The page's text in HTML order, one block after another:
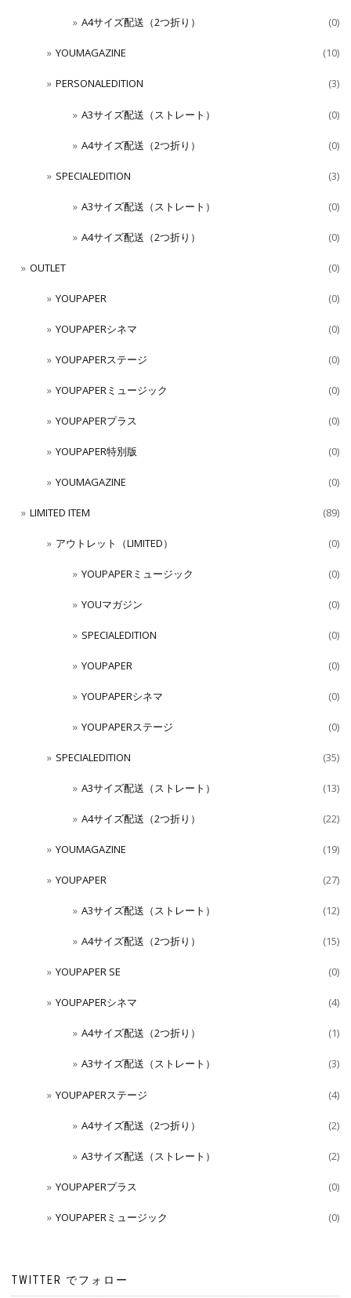
A4サイズ配送（2つ折り） (0)
YOUMAGAZINE (10)
PERSONALEDITION (3)
A3サイズ配送（ストレート） (0)
A4サイズ配送（2つ折り） (0)
SPECIALEDITION (3)
A3サイズ配送（ストレート） (0)
A4サイズ配送（2つ折り） (0)
OUTLET (0)
YOUPAPER (0)
YOUPAPERシネマ (0)
YOUPAPERステージ (0)
YOUPAPERミュージック (0)
YOUPAPERプラス (0)
YOUPAPER特別版 (0)
YOUMAGAZINE (0)
LIMITED ITEM (89)
アウトレット（LIMITED） (0)
YOUPAPERミュージック (0)
YOUマガジン (0)
SPECIALEDITION (0)
YOUPAPER (0)
YOUPAPERシネマ (0)
YOUPAPERステージ (0)
SPECIALEDITION (35)
A3サイズ配送（ストレート） (13)
A4サイズ配送（2つ折り） (22)
YOUMAGAZINE (19)
YOUPAPER (27)
A3サイズ配送（ストレート） (12)
A4サイズ配送（2つ折り） (15)
YOUPAPER SE (0)
YOUPAPERシネマ (4)
A4サイズ配送（2つ折り） (1)
A3サイズ配送（ストレート） (3)
YOUPAPERステージ (4)
A4サイズ配送（2つ折り） (2)
A3サイズ配送（ストレート） (2)
YOUPAPERプラス (0)
YOUPAPERミュージック (0)
TWITTER でフォロー